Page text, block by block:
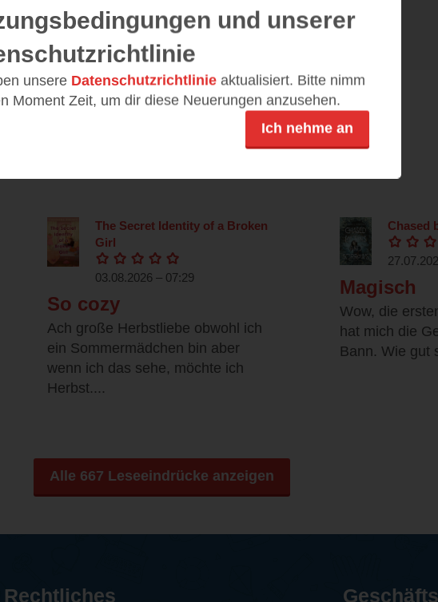
Alle 422 Rezensionen anzeigen
Leseeindrücke
The Secret Identity of a Broken
Girl
03.08.2026 – 07:29
So cozy
Ach große Herbstliebe obwohl ich
ein Sommermädchen bin aber
wenn ich das sehe, möchte ich
Herbst....
Chased
Magisch
Wow, die
hat mich die
Bann. Wie gut
Alle 667 Leseeindrücke anzeigen
und unserer
unsere Datenschutzrichtlinie aktualisiert. Bitte nimm
Moment Zeit, um dir diese Neuerungen anzusehen.
Ich nehme an
Rechtliches